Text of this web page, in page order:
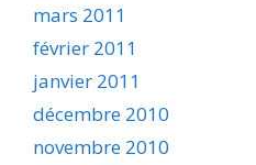
mars 2011
février 2011
janvier 2011
décembre 2010
novembre 2010